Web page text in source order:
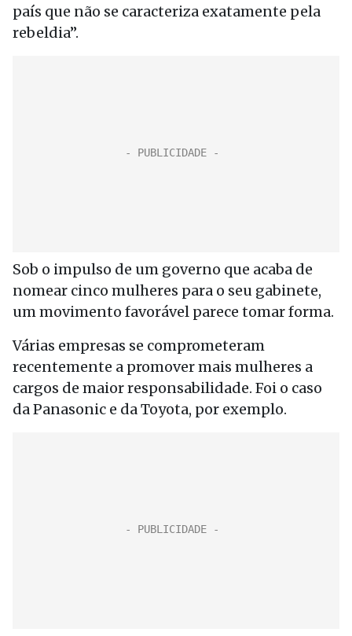
país que não se caracteriza exatamente pela
rebeldia”.
Sob o impulso de um governo que acaba de
nomear cinco mulheres para o seu gabinete,
um movimento favorável parece tomar forma.
Várias empresas se comprometeram
recentemente a promover mais mulheres a
cargos de maior responsabilidade. Foi o caso
da Panasonic e da Toyota, por exemplo.